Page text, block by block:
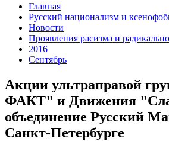
Главная
Русский национализм и
Новости
Проявления расизма и
2016
Сентябрь
Акции ультраправой
ФАКТ" и Движения
объединение Русский
Санкт-Петербурге